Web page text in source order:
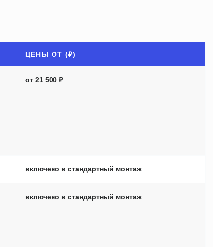
ЦЕНЫ ОТ (₽)
от 21 500 ₽
включено в стандартный монтаж
включено в стандартный монтаж